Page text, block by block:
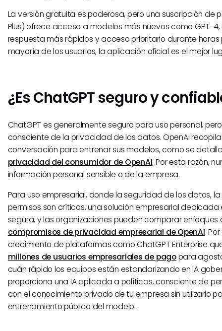
La versión gratuita es poderosa, pero una suscripción de
Plus) ofrece acceso a modelos más nuevos como GPT-
respuesta más rápidos y acceso prioritario durante horas
mayoría de los usuarios, la aplicación oficial es el mejor
¿Es ChatGPT seguro y
ChatGPT es generalmente seguro para uso personal,
consciente de la privacidad de los datos. OpenAI
conversación para entrenar sus modelos, como se
privacidad del consumidor de OpenAI. Por esta razón,
información personal sensible o de la empresa.
Para uso empresarial, donde la seguridad de los datos,
permisos son críticos, una solución empresarial
segura, y las organizaciones pueden comparar
compromisos de privacidad empresarial de OpenAI.
crecimiento de plataformas como ChatGPT Enterprise
millones de usuarios empresariales de pagopara
cuán rápido los equipos están estandarizando en IA
proporciona una IA aplicada a políticas, consciente de
con el conocimiento privado de tu empresa sin utilizarlo
entrenamiento público del modelo.